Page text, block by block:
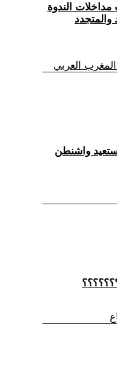
الندوة
والمتجدد
المغرب العربي
واشنطن